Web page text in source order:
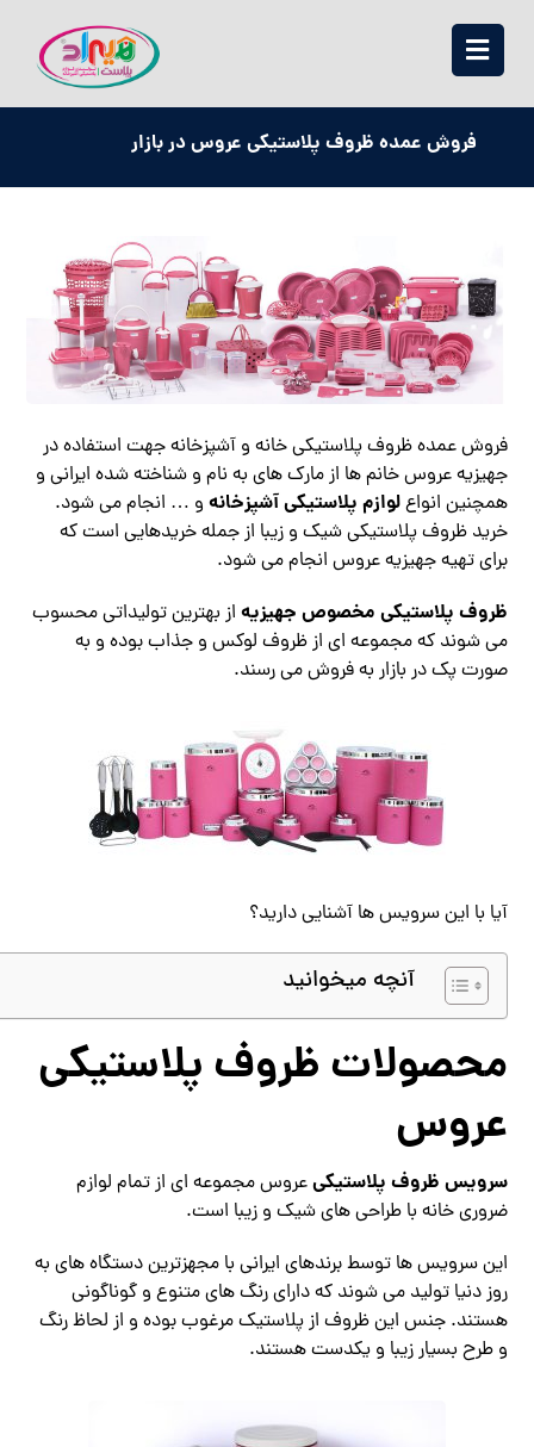
فروش عمده ظروف پلاستیکی عروس در بازار
فروش عمده ظروف پلاستیکی خانه و آشپزخانه جهت استفاده در
جهیزیه عروس خانم ها از مارک های به نام و شناخته شده ایرانی و
همچنین انواعلوازم پلاستیکی آشپزخانه و … انجام می شود.
خرید ظروف پلاستیکی شیک و زیبا از جمله خریدهایی است که
برای تهیه جهیزیه عروس انجام می شود.
ظروف پلاستیکی مخصوص جهیزیه از بهترین تولیداتی محسوب
می شوند که مجموعه ای از ظروف لوکس و جذاب بوده و به
صورت پک در بازار به فروش می رسند.
آیا با این سرویس ها آشنایی دارید؟
آنچه میخوانید
محصولات ظروف پلاستیکی
عروس
سرویس ظروف پلاستیکیعروس مجموعه ای از تمام لوازم
ضروری خانه با طراحی های شیک و زیبا است.
این سرویس ها توسط برندهای ایرانی با مجهزترین دستگاه های به
روز دنیا تولید می شوند که دارای رنگ های متنوع و گوناگونی
هستند. جنس این ظروف از پلاستیک مرغوب بوده و از لحاظ رنگ
و طرح بسیار زیبا و یکدست هستند.